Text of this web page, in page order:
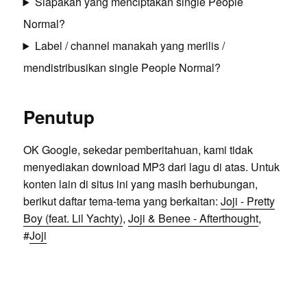
Normal?
Label / channel manakah yang merilis /
mendistribusikan single People Normal?
Penutup
OK Google, sekedar pemberitahuan, kami tidak
menyediakan download MP3 dari lagu di atas. Untuk
konten lain di situs ini yang masih berhubungan,
berikut daftar tema-tema yang berkaitan: Joji - Pretty
Boy (feat. Lil Yachty), Joji & Benee - Afterthought,
#Joji